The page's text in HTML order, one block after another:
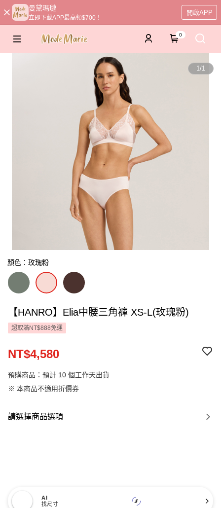
曼黛瑪璉
立即下載APP最高領$700！
開啟APP
0
1/1
顏色：玫瑰粉
【HANRO】Elia中腰三角褲 XS-L(玫瑰粉)
超取滿NT$888免運
NT$4,580
預購商品：預計 10 個工作天出貨
※ 本商品不適用折價券
請選擇商品選項
AI
找尺寸